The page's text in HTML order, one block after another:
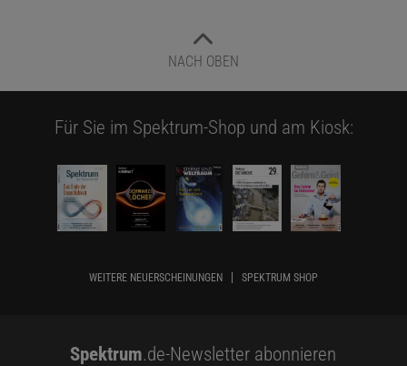
NACH OBEN
Für Sie im Spektrum-Shop und am Kiosk:
WEITERE NEUERSCHEINUNGEN SPEKTRUM SHOP
Spektrum.de-Newsletter abonnieren